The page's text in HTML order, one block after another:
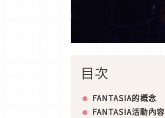
目次
FANTASIA的概念
FANTASIA活動內容